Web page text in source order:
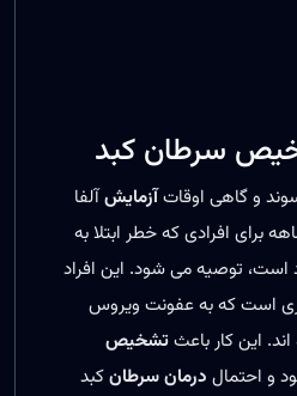
سرطان کبد
و گاهی اوقاتآزمایشآلفا
در فواصل 6 تا 12 ماهه برای افرادی که خطر ابتلا به
است، توصیه می شود. این افراد
است که به عفونت ویروس
این کار باعثتشخیص
و احتمال درمان سرطانکبد